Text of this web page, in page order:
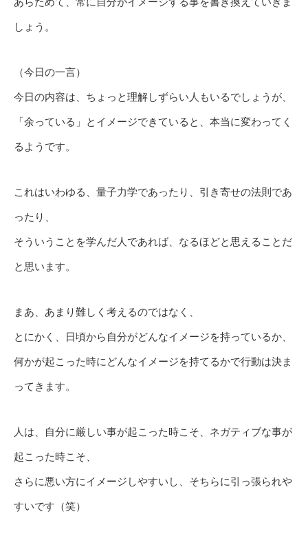
しょう。
（今日の一言）
今日の内容は、ちょっと理解しずらい人もいるでしょうが、
「余っている」とイメージできていると、本当に変わってく
るようです。
これはいわゆる、量子力学であったり、引き寄せの法則であ
ったり、
そういうことを学んだ人であれば、なるほどと思えることだ
と思います。
まあ、あまり難しく考えるのではなく、
とにかく、日頃から自分がどんなイメージを持っているか、
何かが起こった時にどんなイメージを持てるかで行動は決ま
ってきます。
人は、自分に厳しい事が起こった時こそ、ネガティブな事が
起こった時こそ、
さらに悪い方にイメージしやすいし、そちらに引っ張られや
すいです（笑）